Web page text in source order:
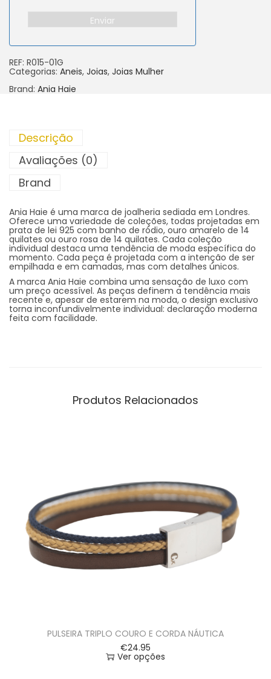
Enviar
REF: R015-01G
Categorias: Aneis, Joias, Joias Mulher
Brand: Ania Haie
Descrição
Avaliações (0)
Brand
Ania Haie é uma marca de joalheria sediada em Londres.
Oferece uma variedade de coleções, todas projetadas em
prata de lei 925 com banho de ródio, ouro amarelo de 14
quilates ou ouro rosa de 14 quilates. Cada coleção
individual destaca uma tendência de moda específica do
momento. Cada peça é projetada com a intenção de ser
empilhada e em camadas, mas com detalhes únicos.
A marca Ania Haie combina uma sensação de luxo com
um preço acessível. As peças definem a tendência mais
recente e, apesar de estarem na moda, o design exclusivo
torna inconfundivelmente individual: declaração moderna
feita com facilidade.
Produtos Relacionados
PULSEIRA TRIPLO COURO E CORDA NÁUTICA
€24.95
Ver opções